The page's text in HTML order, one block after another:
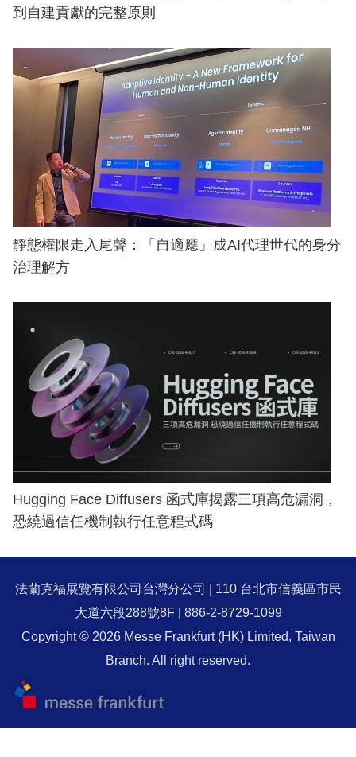
到自建貢獻的完整原則
靜態權限走入尾聲：「自適應」成AI代理世代的身分
治理解方
Hugging Face Diffusers 函式庫揭露三項高危漏洞，
恐繞過信任機制執行任意程式碼
法蘭克福展覽有限公司台灣分公司 | 110 台北市信義區市民
大道六段288號8F | 886-2-8729-1099
Copyright © 2026 Messe Frankfurt (HK) Limited, Taiwan
Branch. All right reserved.